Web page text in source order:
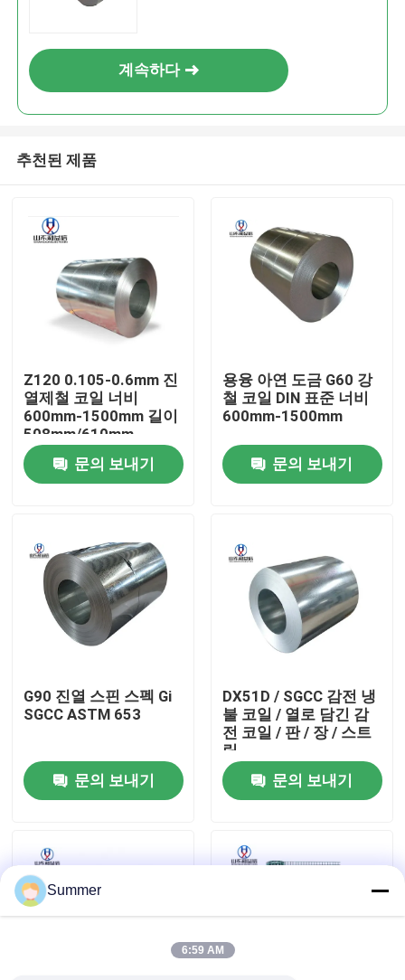
우리에 대하여
공장 여행
인용문을 요구하세요
탄소강 코일
탄소 강철 판
계속하다
추천된 제품
Z120 0.105-0.6mm 진
열제철 코일 너비
600mm-1500mm 길이
508mm/610mm
문의 보내기
용융 아연 도금 G60 강
철 코일 DIN 표준 너비
600mm-1500mm
문의 보내기
G90 진열 스핀 스펙 Gi
SGCC ASTM 653
문의 보내기
DX51D / SGCC 감전 냉
불 코일 / 열로 담긴 감
전 코일 / 판 / 장 / 스트
립
문의 보내기
Summer
6:59 AM